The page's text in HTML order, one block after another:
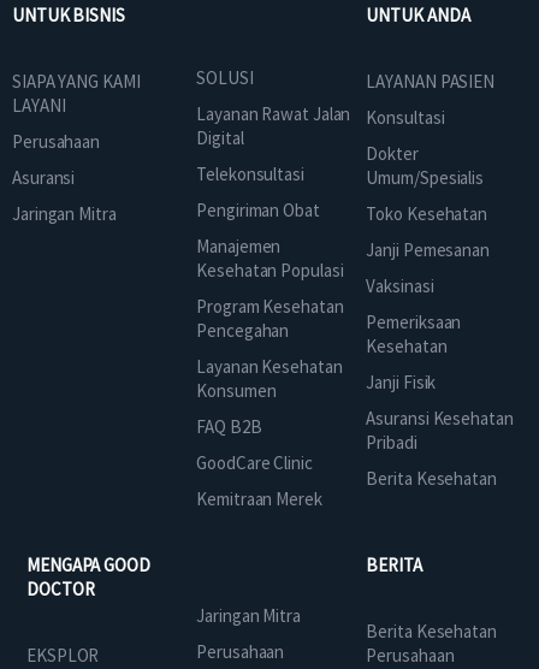
UNTUK BISNIS
SIAPA YANG KAMI
LAYANI
Perusahaan
Asuransi
Jaringan Mitra
SOLUSI
Layanan Rawat Jalan
Digital
Telekonsultasi
Pengiriman Obat
Manajemen
Kesehatan Populasi
Program Kesehatan
Pencegahan
Layanan Kesehatan
Konsumen
FAQ B2B
GoodCare Clinic
Kemitraan Merek
UNTUK ANDA
LAYANAN PASIEN
Konsultasi
Dokter
Umum/Spesialis
Toko Kesehatan
Janji Pemesanan
Vaksinasi
Pemeriksaan
Kesehatan
Janji Fisik
Asuransi Kesehatan
Pribadi
Berita Kesehatan
MENGAPA GOOD
DOCTOR
EKSPLOR
Jaringan Mitra
Perusahaan
BERITA
Berita Kesehatan
Perusahaan